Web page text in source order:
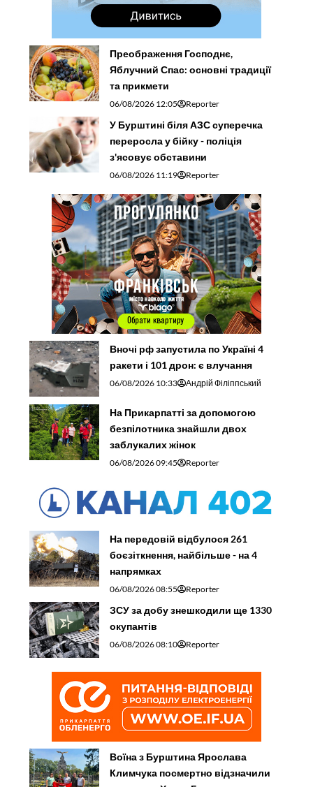
Преображення Господнє,
Яблучний Спас: основні традиції
та прикмети
06/08/2026 12:05 Reporter
У Бурштині біля АЗС суперечка
переросла у бійку - поліція
з'ясовує обставини
06/08/2026 11:19 Reporter
Вночі рф запустила по Україні 4
ракети і 101 дрон: є влучання
06/08/2026 10:33 Андрій Філіппський
На Прикарпатті за допомогою
безпілотника знайшли двох
заблукалих жінок
06/08/2026 09:45 Reporter
На передовій відбулося 261
боєзіткнення, найбільше - на 4
напрямках
06/08/2026 08:55 Reporter
ЗСУ за добу знешкодили ще 1330
окупантів
06/08/2026 08:10 Reporter
Воїна з Бурштина Ярослава
Климчука посмертно відзначили